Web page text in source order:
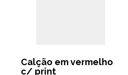
Calção em vermelho
c/ print